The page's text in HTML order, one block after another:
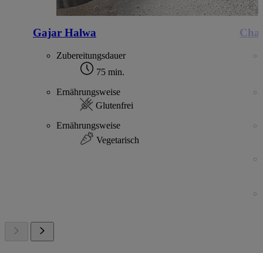
Gajar Halwa
Zubereitungsdauer
75 min.
Ernährungsweise
Glutenfrei
Ernährungsweise
Vegetarisch